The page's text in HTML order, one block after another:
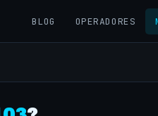
BLOG OPERADORES